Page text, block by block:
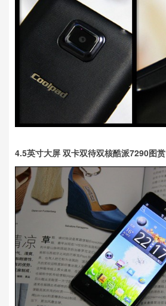
4.5英寸大屏 双卡双待双核酷派7290图赏